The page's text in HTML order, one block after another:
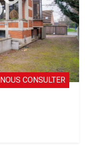
NOUS CONSULTER